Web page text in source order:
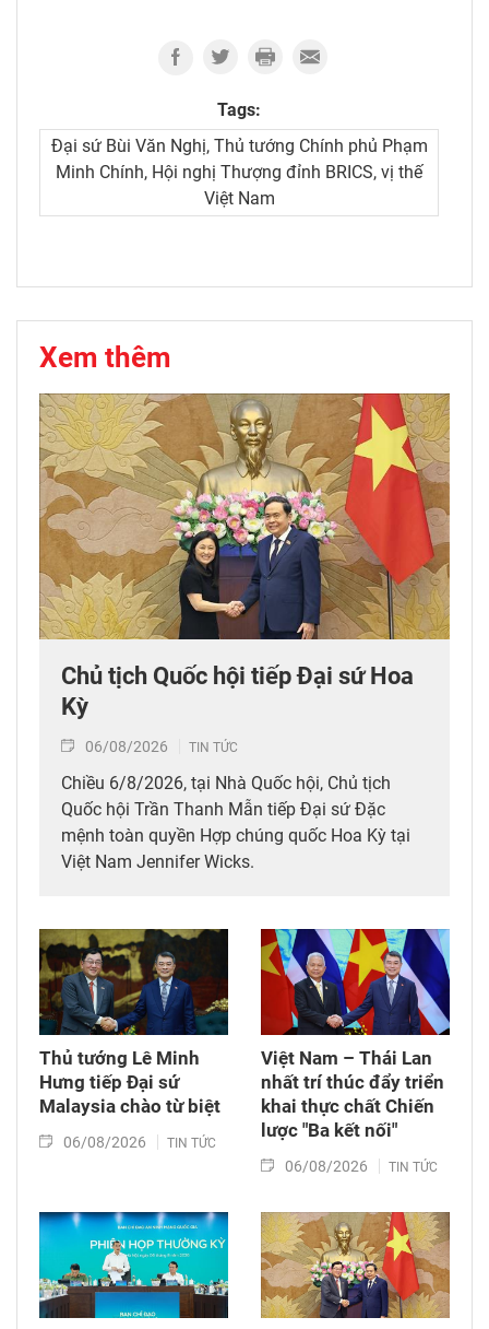
Tags:
Đại sứ Bùi Văn Nghị, Thủ tướng Chính phủ Phạm
Minh Chính, Hội nghị Thượng đỉnh BRICS, vị thế
Việt Nam
Xem thêm
Chủ tịch Quốc hội tiếp Đại sứ Hoa
Kỳ
06/08/2026 TIN TỨC
Chiều 6/8/2026, tại Nhà Quốc hội, Chủ tịch
Quốc hội Trần Thanh Mẫn tiếp Đại sứ Đặc
mệnh toàn quyền Hợp chúng quốc Hoa Kỳ tại
Việt Nam Jennifer Wicks.
Thủ tướng Lê Minh
Hưng tiếp Đại sứ
Malaysia chào từ biệt
06/08/2026 TIN TỨC
Việt Nam – Thái Lan
nhất trí thúc đẩy triển
khai thực chất Chiến
lược "Ba kết nối"
06/08/2026 TIN TỨC